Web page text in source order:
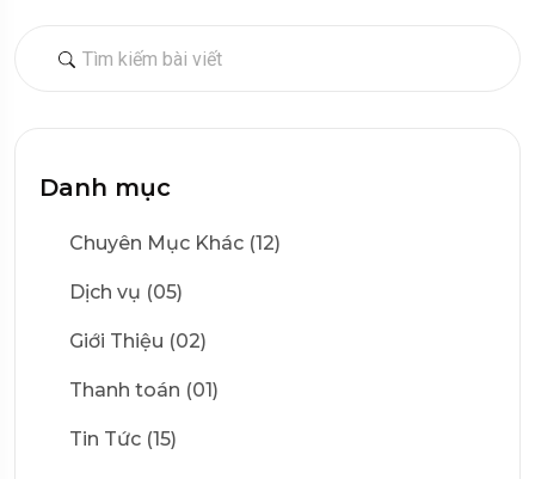
Danh mục
Chuyên Mục Khác (12)
Dịch vụ (05)
Giới Thiệu (02)
Thanh toán (01)
Tin Tức (15)